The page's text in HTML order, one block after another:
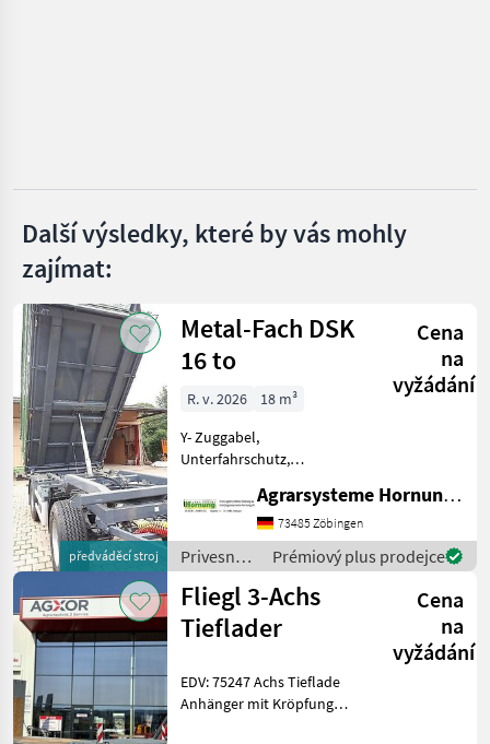
Farmtech
Krone
Zobrazit
všech 8
MARKETPLACE
Marketplace
Nabídky
prodejců
Inzeráty
Další výsledky, které by vás mohly
zajímat:
předváděcí stroj
Metal-Fach DSK
16 to
Cena
na
vyžádání
R. v. 2026
18 m³
Y- Zuggabel,
Unterfahrschutz,
Laufsteg vorne. AHK, Tel.
07966 1324 oder e mail Ps
auch als 18 to und Tandem
Počet hriadeľov: Dvojosové
voz
Agrarsysteme Hornung GmbH & Co. KG
73485 Zöbingen
Privesné
vozíky /
Metal-
Fach
Prémiový plus prodejce
Fliegl 3-Achs
Tieflader
Cena
na
vyžádání
EDV: 75247 Achs Tieflade
Anhänger mit Kröpfung